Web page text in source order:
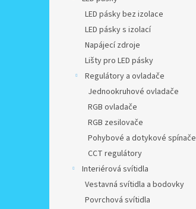
LED pásky bez izolace
LED pásky s izolací
Napájecí zdroje
Lišty pro LED pásky
Regulátory a ovladače
Jednookruhové ovladače
RGB ovladače
RGB zesilovače
Pohybové a dotykové spínače
CCT regulátory
Interiérová svítidla
Vestavná svítidla a bodovky
Povrchová svítidla